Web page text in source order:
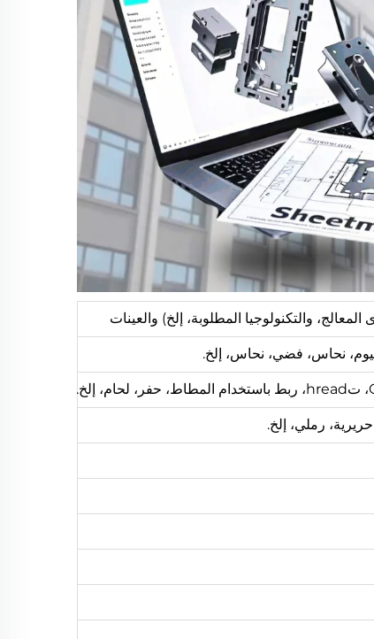
والتكنولوجيا المطلوبة، إلخ) والعينات
رملي، إلخ.